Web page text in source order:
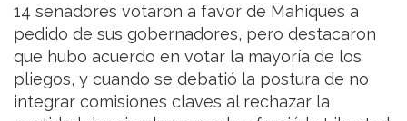
14 senadores votaron a favor de Mahiques a
pedido de sus gobernadores, pero destacaron
que hubo acuerdo en votar la mayoría de los
pliegos, y cuando se debatió la postura de no
integrar comisiones claves al rechazar la